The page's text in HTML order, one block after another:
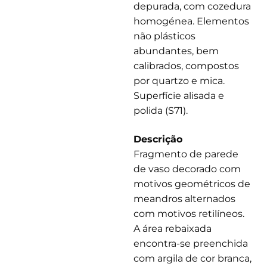
depurada, com cozedura
homogénea. Elementos
não plásticos
abundantes, bem
calibrados, compostos
por quartzo e mica.
Superfície alisada e
polida (S71).
Descrição
Fragmento de parede
de vaso decorado com
motivos geométricos de
meandros alternados
com motivos retilíneos.
A área rebaixada
encontra-se preenchida
com argila de cor branca,